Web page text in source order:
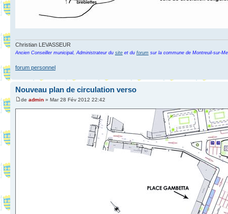
Christian LEVASSEUR
Ancien Conseiller municipal, Administrateur du site et du forum sur la commune de Montreuil-sur-
forum personnel
Nouveau plan de circulation verso
de admin » Mar 28 Fév 2012 22:42